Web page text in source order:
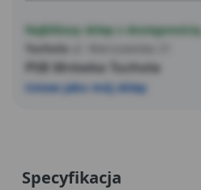
Najbliższy sklep z dostępnością
Tuchola
PSB Mrówka Tuchola
Ustaw jako mój sklep
Specyfikacja